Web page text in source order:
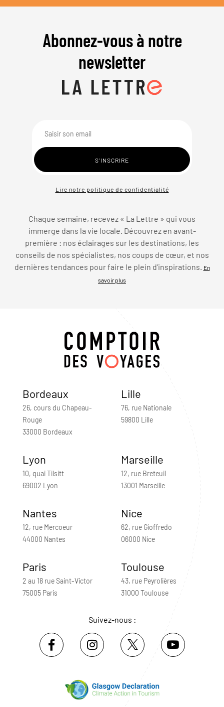
Abonnez-vous à notre
newsletter
Lire notre politique de confidentialité
Chaque semaine, recevez « La Lettre » qui vous
immerge dans la vie locale. Découvrez en avant-
première : nos éclairages sur les destinations, les
conseils de nos spécialistes, nos coups de cœur, et nos
dernières tendances pour faire le plein d’inspirations. En
savoir plus
Bordeaux
26, cours du Chapeau-
Rouge
33000 Bordeaux
Lille
76, rue Nationale
59800 Lille
Lyon
10, quai Tilsitt
69002 Lyon
Marseille
12, rue Breteuil
13001 Marseille
Nantes
12, rue Mercoeur
44000 Nantes
Nice
62, rue Gioffredo
06000 Nice
Paris
2 au 18 rue Saint-Victor
75005 Paris
Toulouse
43, rue Peyrolières
31000 Toulouse
Suivez-nous :